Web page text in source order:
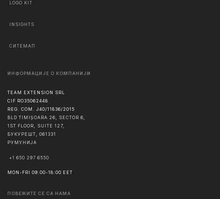
LOGO KIT
INSIGHTS
СИТЕМАП
ИНФОРМАЦИЈЕ О КОМПАНИЈИ
TEAM EXTENSION SRL
CIF RO35062448
REG. COM. J40/11836/2015
BLD TIMIȘOARA 26, SECTOR 6,
1ST FLOOR, SUITE 127,
БУКУРЕШТ, 061331
РУМУНИЈА
+1 650 297 6550
MON-FRI 09:00-18:00 EET
ПОВЕЖИТЕ СЕ СА НАМА